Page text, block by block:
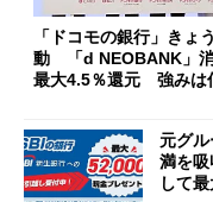
「ドコモの銀行」きょ
動 「d NEOBANK」消
最大4.5％還元 強みは
元グ
満を
して